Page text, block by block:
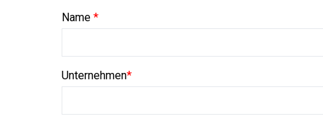
Name *
Unternehmen*